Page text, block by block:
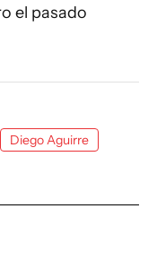
el pasado
Diego Aguirre